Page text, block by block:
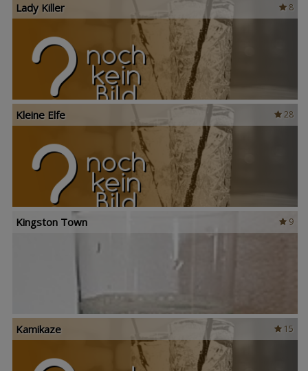
8
Lady Killer
28
Kleine Elfe
9
Kingston Town
15
Kamikaze